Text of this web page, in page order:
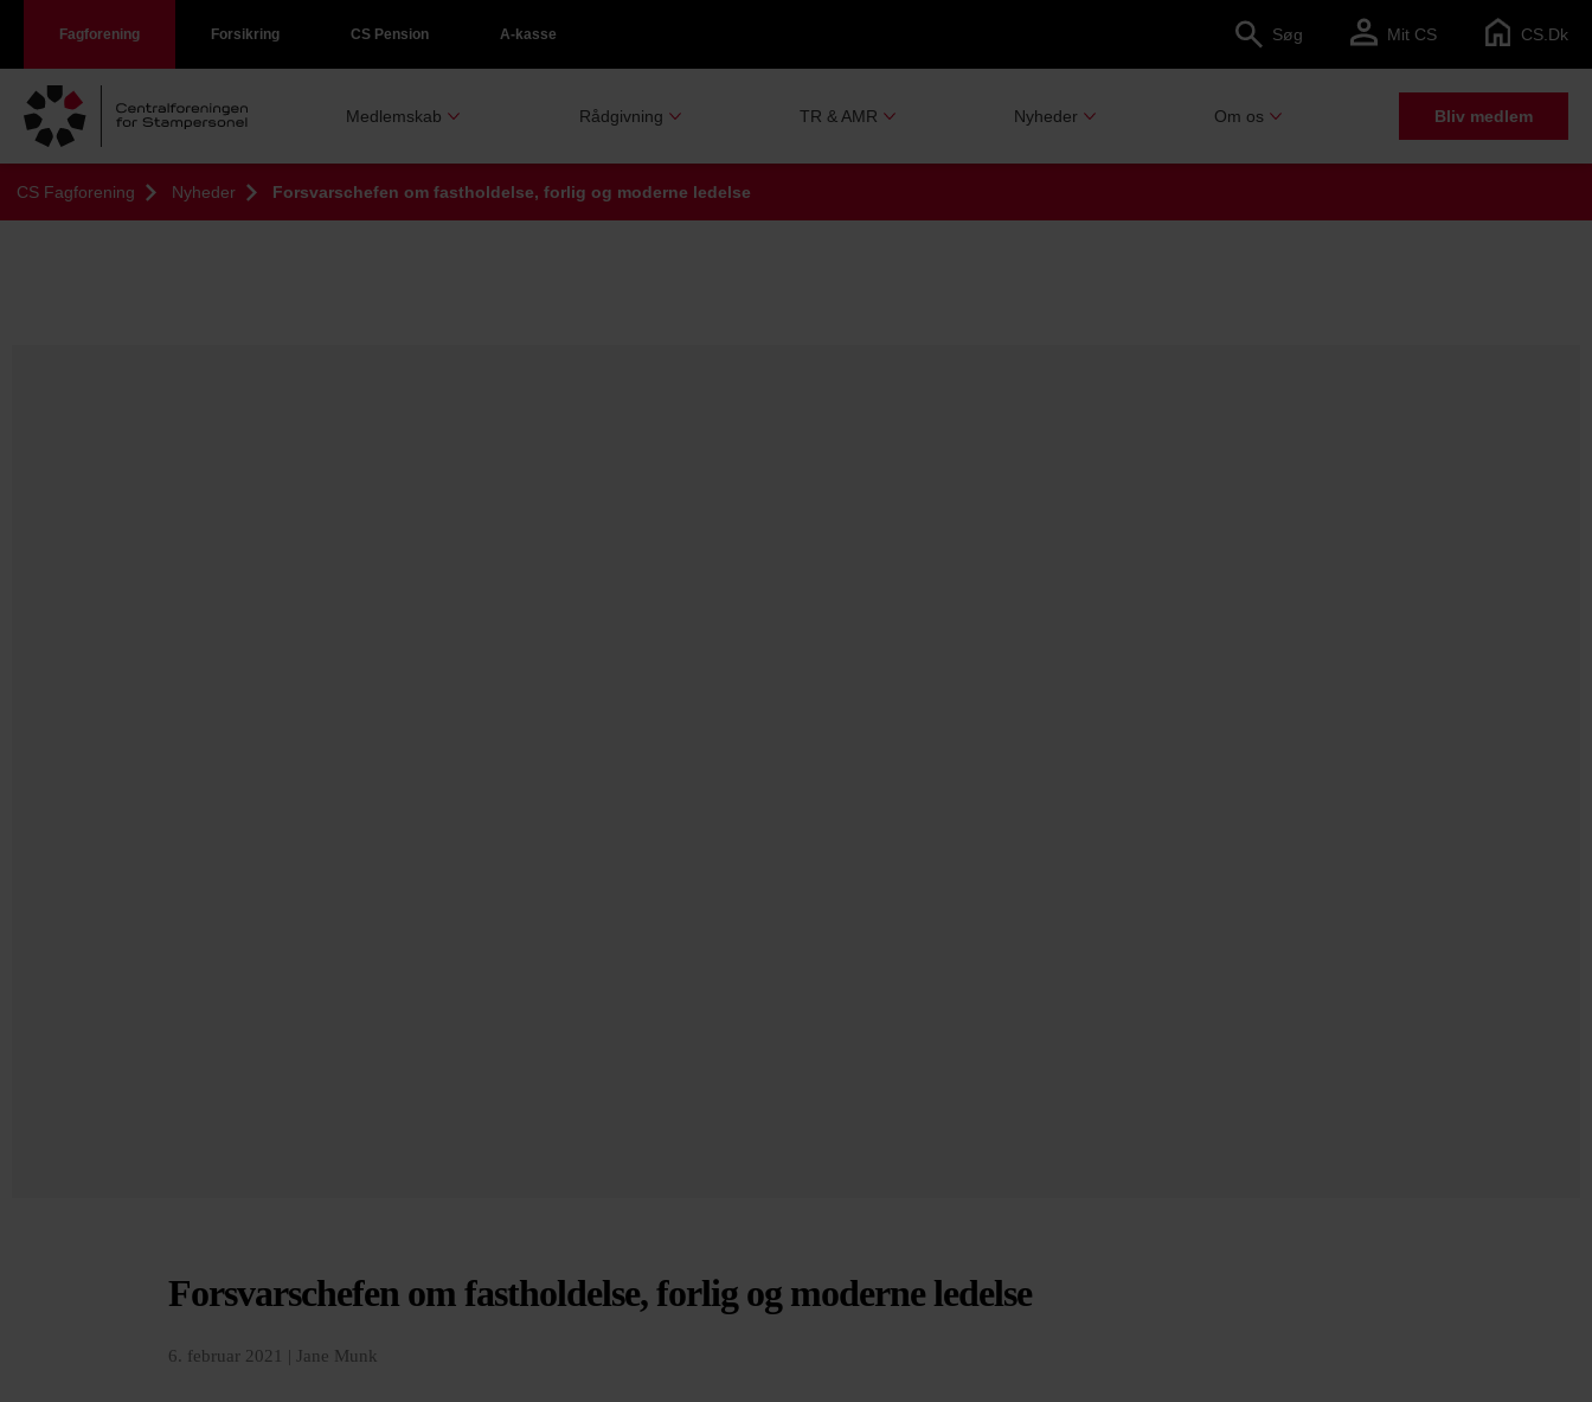
Fagforening Forsikring CS Pension A-kasse Søg Mit CS CS.dk
Medlemskab Rådgivning TR & AMR Nyheder Om os Bliv medlem
CS Fagforening Nyheder Forsvarschefen om fastholdelse, forlig og moderne ledelse
Forsvarschefen om fastholdelse, forlig og moderne ledelse
6. februar 2021 | Jane Munk